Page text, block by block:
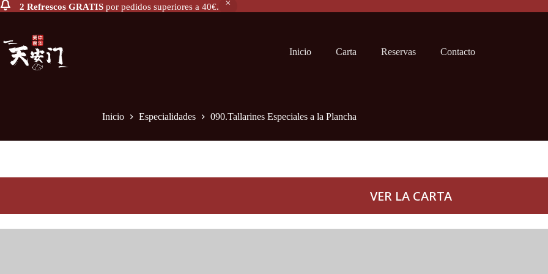
2 Refrescos GRATIS por pedidos superiores a 40€.
Inicio Carta Reservas Contacto
Inicio Especialidades 090.Tallarines Especiales a la Plancha
VER LA CARTA